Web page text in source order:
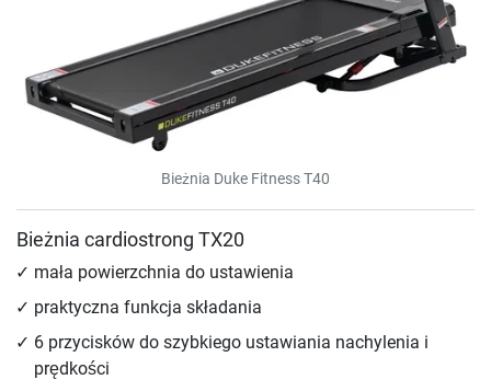
Bieżnia Duke Fitness T40
Bieżnia cardiostrong TX20
mała powierzchnia do ustawienia
praktyczna funkcja składania
6 przycisków do szybkiego ustawiania nachylenia i
prędkości